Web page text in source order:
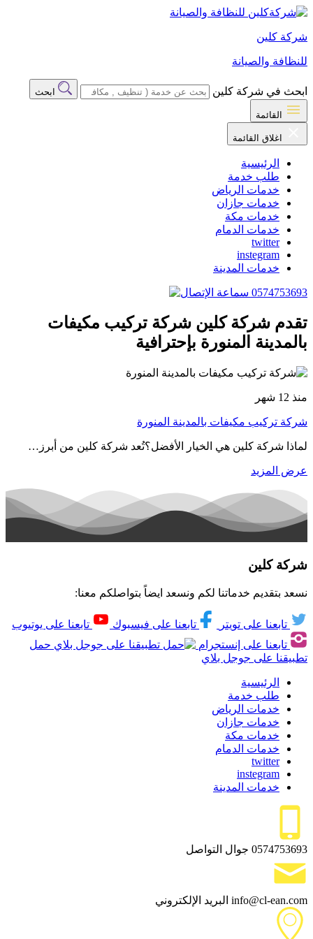
شركة كلين
للنظافة والصيانة
ابحث في شركة كلين ابحث
القائمة
اغلاق القائمة
الرئيسية
طلب خدمة
خدمات الرياض
خدمات جازان
خدمات مكة
خدمات الدمام
twitter
instegram
خدمات المدينة
0574753693
تقدم شركة كلين شركة تركيب مكيفات
بالمدينة المنورة بإحترافية
منذ 12 شهر
شركة تركيب مكيفات بالمدينة المنورة
لماذا شركة كلين هي الخيار الأفضل؟تُعد شركة كلين من أبرز…
عرض المزيد
شركة كلين
نسعد بتقديم خدماتنا لكم ونسعد ايضاً بتواصلكم معنا:
تابعنا على تويتر تابعنا على فيسبوك
تابعنا على يوتيوب
تابعنا على إنستجرام
حمل
تطبيقنا على جوجل بلاي
الرئيسية
طلب خدمة
خدمات الرياض
خدمات جازان
خدمات مكة
خدمات الدمام
twitter
instegram
خدمات المدينة
0574753693 جوال التواصل
info@cl-ean.com البريد الإلكتروني